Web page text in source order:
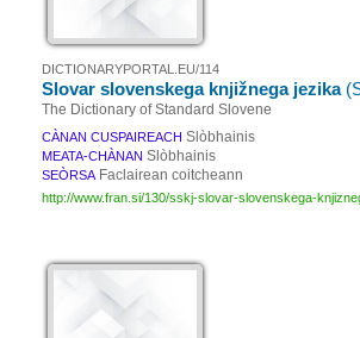
DICTIONARYPORTAL.EU/114
Slovar slovenskega knjižnega jezika
The Dictionary of Standard Slovene
CÀNAN CUSPAIREACH Slòbhainis
MEATA-CHÀNAN Slòbhainis
SEÒRSA Faclairean coitcheann
http://www.fran.si/130/sskj-slovar-slovenskega-